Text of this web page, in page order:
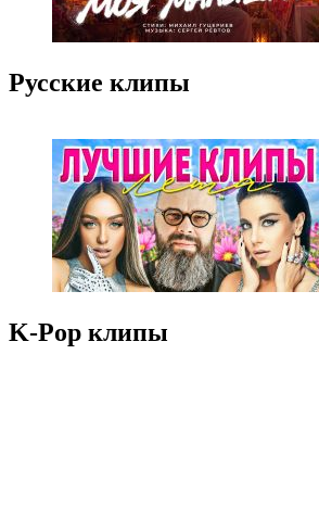
Русские клипы
K-Pop клипы